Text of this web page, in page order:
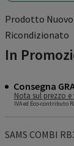
Prodotto Nuovo
Ricondizionato
In
Consegna
Nota sul prezzo
IVA ed Eco-contributo
SAMS COMBI